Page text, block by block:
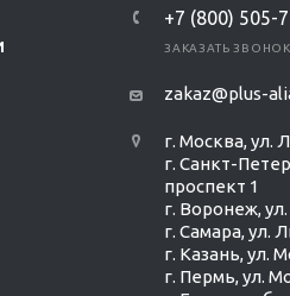
+7 (800) 505-
ЗАКАЗАТЬ ЗВОНОК
zakaz@plus-
г. Москва, ул.
г. Санкт-
проспект 1
г. Воронеж,
г. Самара, ул.
г. Казань, ул.
г. Пермь, ул.